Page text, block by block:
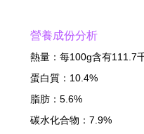
營養成份分析
熱量：每100g含有111.7
蛋白質：10.4%
脂肪：5.6%
碳水化合物：7.9%